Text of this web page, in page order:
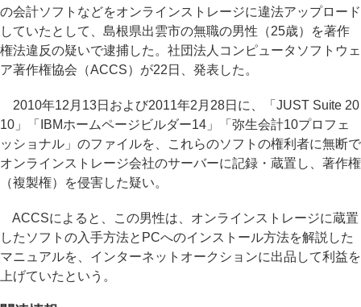
の会計ソフトなどをオンラインストレージに違法アップロード
していたとして、島根県出雲市の無職の男性（25歳）を著作
権法違反の疑いで逮捕した。社団法人コンピュータソフトウェ
ア著作権協会（ACCS）が22日、発表した。
2010年12月13日および2011年2月28日に、「JUST Suite 20
10」「IBMホームページビルダー14」「弥生会計10プロフェ
ッショナル」のファイルを、これらのソフトの権利者に無断で
オンラインストレージ会社のサーバーに記録・蔵置し、著作権
（複製権）を侵害した疑い。
ACCSによると、この男性は、オンラインストレージに蔵置
したソフトの入手方法とPCへのインストール方法を解説した
マニュアルを、インターネットオークションに出品して利益を
上げていたという。